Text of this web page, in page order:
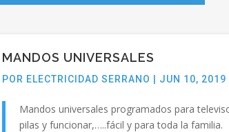
MANDOS UNIVERSALES
POR ELECTRICIDAD SERRANO JUN 10, 2019
Mandos universales programados para
pilas y funcionar,…..fácil y para toda la familia.